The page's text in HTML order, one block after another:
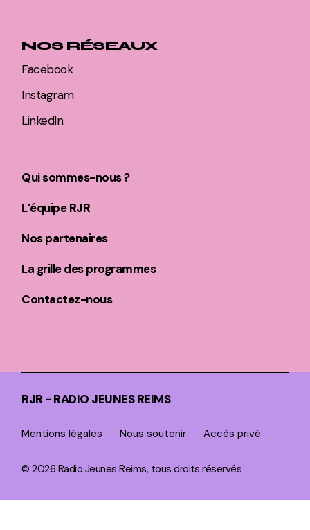
NOS RÉSEAUX
Facebook
Instagram
LinkedIn
Qui sommes-nous ?
L’équipe RJR
Nos partenaires
La grille des programmes
Contactez-nous
RJR - RADIO JEUNES REIMS
Mentions légales Nous soutenir Accès privé
© 2026 Radio Jeunes Reims, tous droits réservés